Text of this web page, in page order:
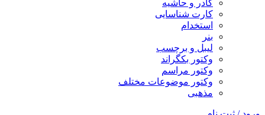
کادر و حاشیه
کارت شناسایی
استخدام
بنر
لیبل و برچسب
وکتور بکگراند
وکتور مراسم
وکتور موضوعات مختلف
مذهبی